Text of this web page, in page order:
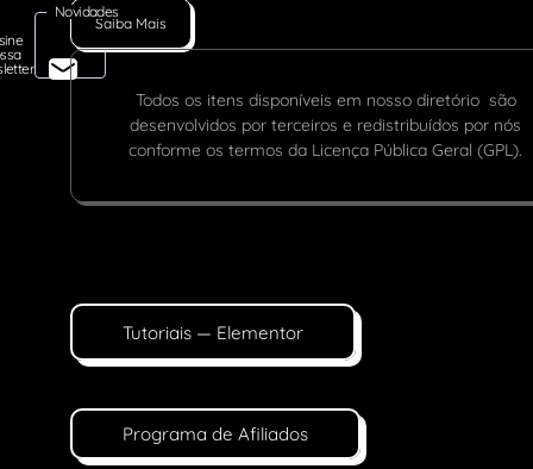
Novidades
Saiba Mais
Todos os itens disponíveis em nosso diretório são
desenvolvidos por terceiros e redistribuídos por nós
conforme os termos da Licença Pública Geral (GPL).
Tutoriais — Elementor
Programa de Afiliados